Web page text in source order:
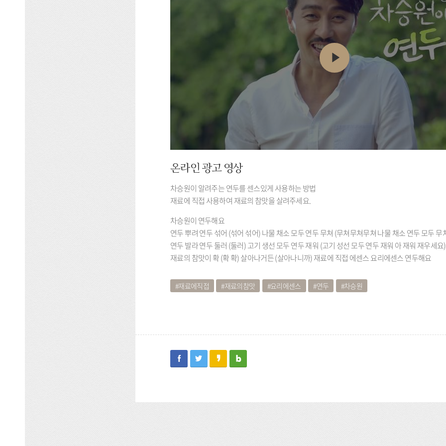
온라인 광고 영상
차승원이 알려주는 연두를 센스있게 사용하는 방법
재료에 직접 사용하여 재료의 참맛을 살려주세요.
차승원이 연두해요
연두 뿌려 연두 섞어 (섞어 섞어) 나물 채소 모두 연두 무쳐 (무쳐무쳐무쳐 나물 채소 연두 모두 무
연두 발라 연두 둘러 (둘러) 고기 생선 모두 연두 재워 (고기 성선 모두 연두 재워 아 재워 재우세요)
재료의 참맛이 확 (확 확) 살아나거든 (살아나니까) 재료에 직접 에센스 요리에센스 연두해요
재료에직접 재료의참맛 요리에센스 연두 차승원
facebooktwitterkakaostory
blog